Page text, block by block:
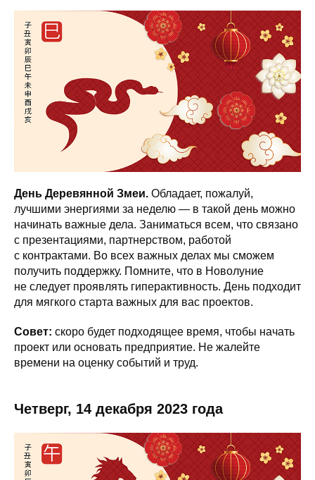
День Деревянной Змеи. Обладает, пожалуй,
лучшими энергиями за неделю — в такой день можно
начинать важные дела. Заниматься всем, что связано
с презентациями, партнерством, работой
с контрактами. Во всех важных делах мы сможем
получить поддержку. Помните, что в Новолуние
не следует проявлять гиперактивность. День подходит
для мягкого старта важных для вас проектов.
Совет: скоро будет подходящее время, чтобы начать
проект или основать предприятие. Не жалейте
времени на оценку событий и труд.
Четверг, 14 декабря 2023 года